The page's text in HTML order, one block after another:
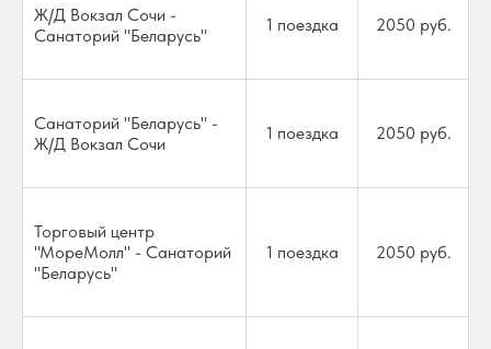
Ж/Д Вокзал Сочи -
Санаторий "Беларусь"
1 поездка 2050 руб.
Санаторий "Беларусь" -
Ж/Д Вокзал Сочи
1 поездка 2050 руб.
Торговый центр
"МореМолл" - Санаторий
"Беларусь"
1 поездка 2050 руб.